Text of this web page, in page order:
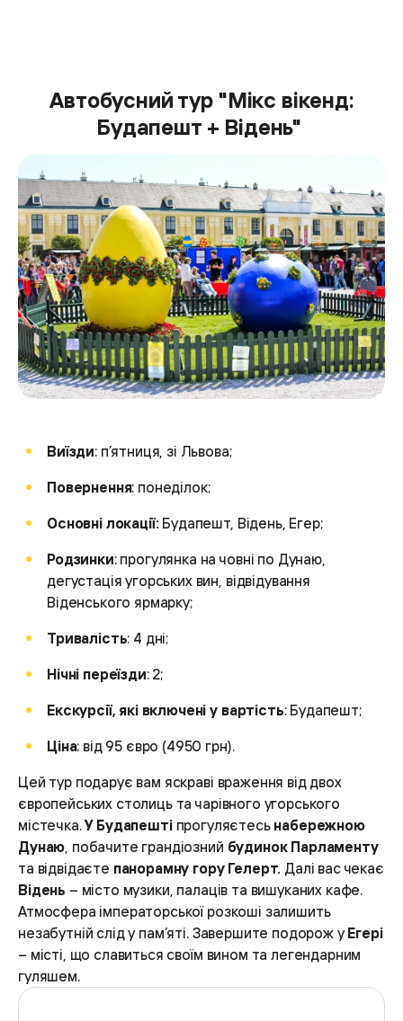
Автобусний тур "Мікс вікенд:
Будапешт + Відень"
Виїзди: п’ятниця, зі Львова;
Повернення: понеділок;
Основні локації: Будапешт, Відень, Егер;
Родзинки: прогулянка на човні по Дунаю,
дегустація угорських вин, відвідування
Віденського ярмарку;
Тривалість: 4 дні;
Нічні переїзди: 2;
Екскурсії, які включені у вартість: Будапешт;
Ціна: від 95 євро (4950 грн).
Цей тур подарує вам яскраві враження від двох
європейських столиць та чарівного угорського
містечка.У Будапешті прогуляєтесь набережною
Дунаю , побачите грандіозний будинок Парламенту
та відвідаєте панорамну гору Гелерт. Далі вас чекає
Відень – місто музики, палаців та вишуканих кафе.
Атмосфера імператорської розкоші залишить
незабутній слід у пам’яті. Завершите подорож уЕгері
– місті, що славиться своїм вином та легендарним
гуляшем.